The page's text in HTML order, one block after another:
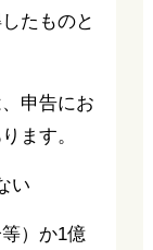
たものと
申告にお
ます。
い
）か1億